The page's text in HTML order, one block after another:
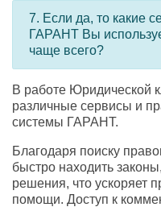
7. Если да, то какие
ГАРАНТ Вы
чаще всего?
В работе Юридической
различные сервисы и
системы ГАРАНТ.
Благодаря поиску
быстро находить законы,
решения, что ускоряет
помощи. Доступ к